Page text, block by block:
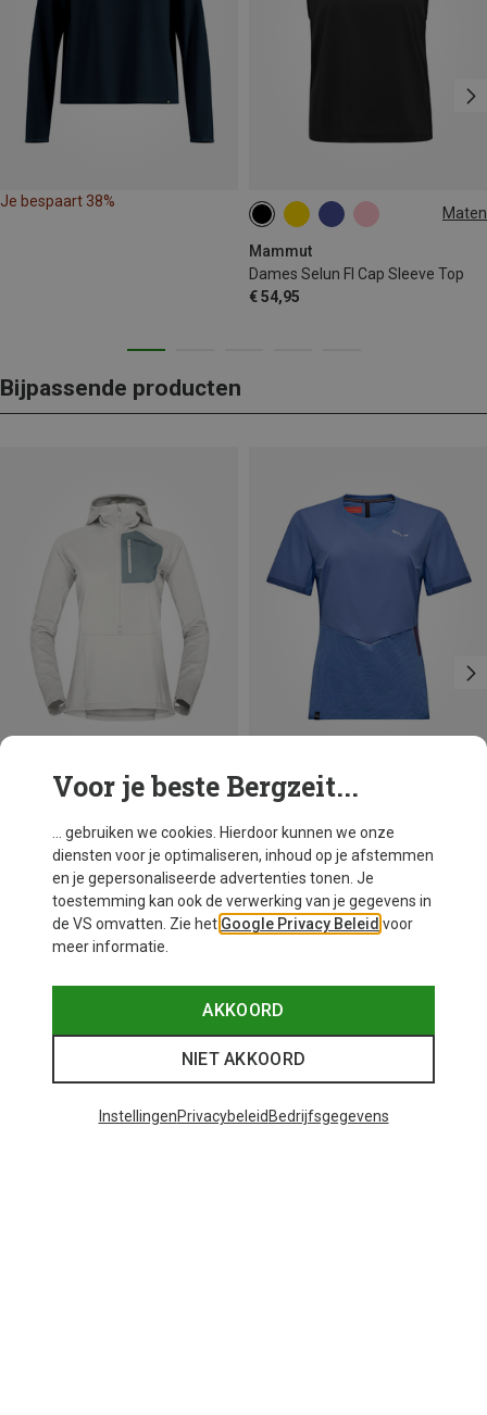
Je bespaart 38%
Maten
Mammut
Dames Selun Fl Cap Sleeve Top
€ 54,95
L
Bijpassende producten
Maten
Dames Senja Warm1 Hood Jas
€ 198,95
S M L
Salewa
Dames Pedroc Dry Wind T-shirt
€ 73,80
XS S M
Voor je beste Bergzeit...
... gebruiken we cookies. Hierdoor kunnen we onze
diensten voor je optimaliseren, inhoud op je afstemmen
en je gepersonaliseerde advertenties tonen. Je
toestemming kan ook de verwerking van je gegevens in
de VS omvatten. Zie het Google Privacy Beleid voor
meer informatie.
AKKOORD
NIET AKKOORD
InstellingenPrivacybeleid Bedrijfsgegevens